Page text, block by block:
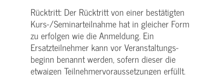
Rücktritt: Der Rücktritt von einer bestätigten
Kurs-/­Seminarteilnahme hat in gleicher Form
zu erfolgen wie die Anmeldung. Ein
Ersatzteilnehmer kann vor Veranstaltungs­
beginn benannt werden, sofern dieser die
etwaigen Teilnehmer­voraussetzungen erfüllt.